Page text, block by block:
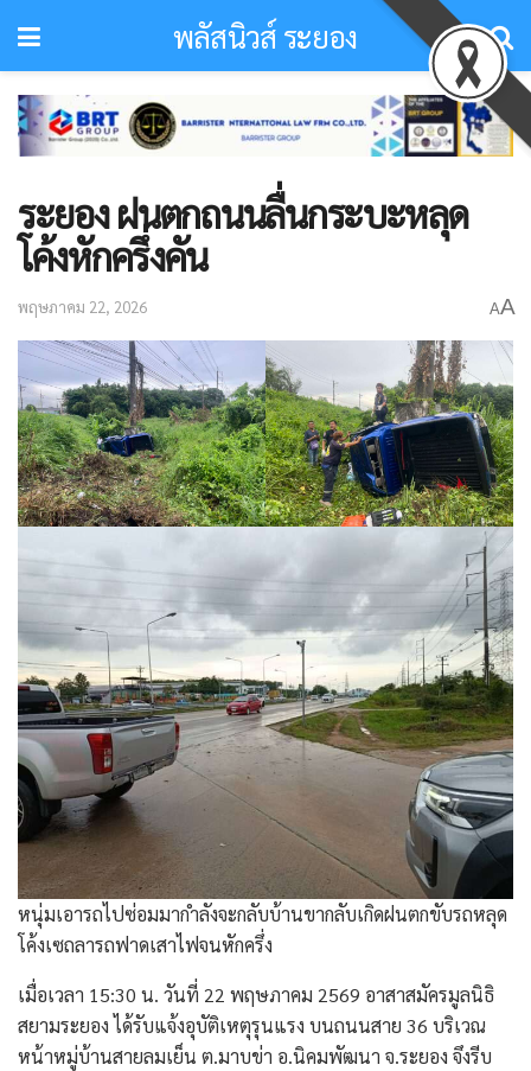
พลัสนิวส์ ระยอง
ระยอง ฝนตกถนนลื่นกระบะหลุด
โค้งหักครึ่งคัน
พฤษภาคม 22, 2026 AA
หนุ่มเอารถไปซ่อมมากำลังจะกลับบ้านขากลับเกิดฝนตกขับรถหลุด
โค้งเซถลารถฟาดเสาไฟจนหักครึ่ง
เมื่อเวลา 15:30 น. วันที่ 22 พฤษภาคม 2569 อาสาสมัครมูลนิธิ
สยามระยอง ได้รับแจ้งอุบัติเหตุรุนแรง บนถนนสาย 36 บริเวณ
หน้าหมู่บ้านสายลมเย็น ต.มาบข่า อ.นิคมพัฒนา จ.ระยอง จึงรีบ